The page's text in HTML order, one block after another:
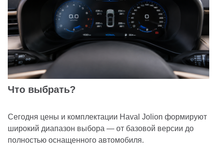
Что выбрать?
Сегодня цены и комплектации Haval Jolion формируют
широкий диапазон выбора — от базовой версии до
полностью оснащенного автомобиля.